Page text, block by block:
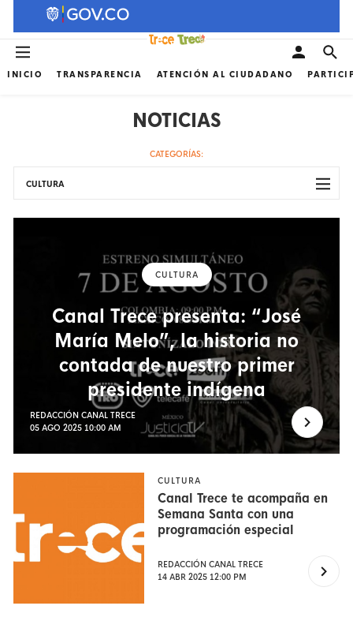
INICIO TRANSPARENCIA ATENCIÓN AL CIUDADANO
NOTICIAS
CATEGORÍAS:
CULTURA
CULTURA
Canal Trece presenta: “José
María Melo”, la historia no
contada de nuestro primer
presidente indígena
REDACCIÓN CANAL TRECE
05 AGO 2025 10:00 AM
CULTURA
Canal Trece te acompaña en
Semana Santa con una
programación especial
REDACCIÓN CANAL TRECE
14 ABR 2025 12:00 PM